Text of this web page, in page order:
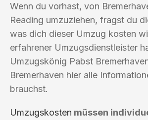
Wenn du vorhast, von
Reading umzuziehen, fragst du
was dich dieser Umzug kosten
erfahrener Umzugsdienstleister
Umzugskönig Pabst
Bremerhaven hier alle
brauchst.
Umzugskosten müssen